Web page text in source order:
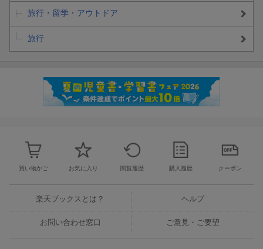
旅行・留学・アウトドア
旅行
買い物かご お気に入り 閲覧履歴 購入履歴 クーポン
楽天ブックスとは？ ヘルプ
お問い合わせ窓口 ご意見・ご要望